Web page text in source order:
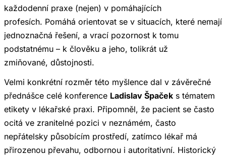
každodenní praxe (nejen) v pomáhajících
profesích. Pomáhá orientovat se v situacích, které nemají
jednoznačná řešení, a vrací pozornost k tomu
podstatnému – k člověku a jeho, tolikrát už
zmiňované, důstojnosti.
Velmi konkrétní rozměr této myšlence dal v závěrečné
přednášce celé konference Ladislav Špaček s tématem
etikety v lékařské praxi. Připomněl, že pacient se často
ocitá ve zranitelné pozici v neznámém, často
nepřátelsky působícím prostředí, zatímco lékař má
přirozenou převahu, odbornou i autoritativní. Historický